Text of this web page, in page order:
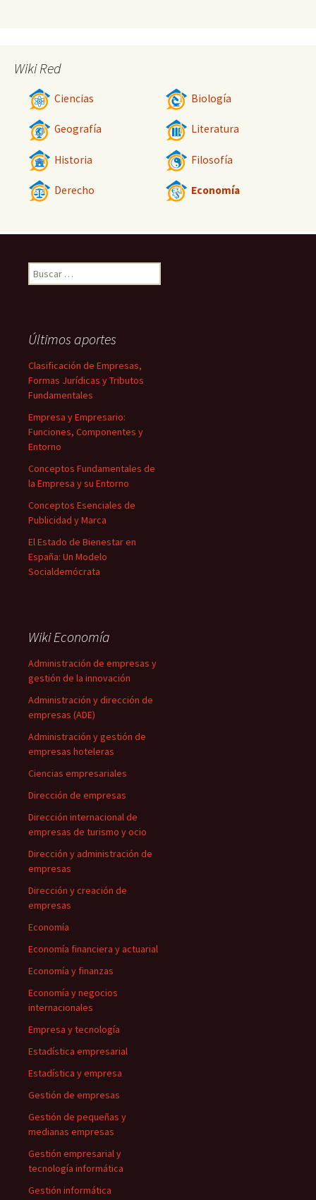
Wiki Red
Ciencias Biología
Geografía Literatura
Historia Filosofía
Derecho Economía
Buscar:
Últimos aportes
Clasificación de Empresas,
Formas Jurídicas y Tributos
Fundamentales
Empresa y Empresario:
Funciones, Componentes y
Entorno
Conceptos Fundamentales de
la Empresa y su Entorno
Conceptos Esenciales de
Publicidad y Marca
El Estado de Bienestar en
España: Un Modelo
Socialdemócrata
Wiki Economía
Administración de empresas y
gestión de la innovación
Administración y dirección de
empresas (ADE)
Administración y gestión de
empresas hoteleras
Ciencias empresariales
Dirección de empresas
Dirección internacional de
empresas de turismo y ocio
Dirección y administración de
empresas
Dirección y creación de
empresas
Economía
Economía financiera y actuarial
Economía y finanzas
Economía y negocios
internacionales
Empresa y tecnología
Estadística empresarial
Estadística y empresa
Gestión de empresas
Gestión de pequeñas y
medianas empresas
Gestión empresarial y
tecnología informática
Gestión informática